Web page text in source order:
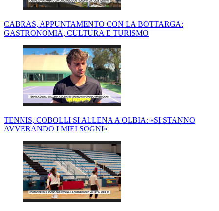
CABRAS, APPUNTAMENTO CON LA BOTTARGA:
GASTRONOMIA, CULTURA E TURISMO
TENNIS, COBOLLI SI ALLENA A OLBIA: «SI STANNO
AVVERANDO I MIEI SOGNI»